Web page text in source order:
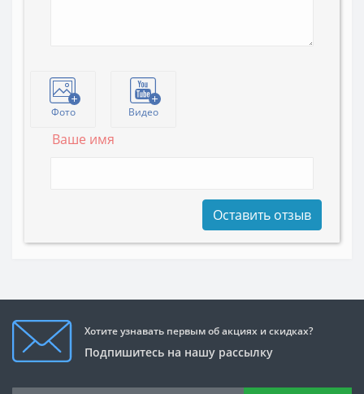
Фото Видео
Ваше имя
Оставить отзыв
Хотите узнавать первым об акциях и скидках?
Подпишитесь на нашу рассылку